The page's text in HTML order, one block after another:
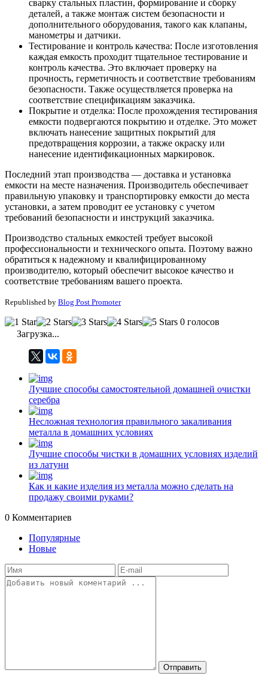
сварку стальных пластин, формирование и сборку
деталей, а также монтаж систем безопасности и
дополнительного оборудования, такого как клапаны,
манометры и датчики.
Тестирование и контроль качества: После изготовления
каждая емкость проходит тщательное тестирование и
контроль качества. Это включает проверку на
прочность, герметичность и соответствие требованиям
безопасности. Также осуществляется проверка на
соответствие спецификациям заказчика.
Покрытие и отделка: После прохождения тестирования
емкости подвергаются покрытию и отделке. Это может
включать нанесение защитных покрытий для
предотвращения коррозии, а также окраску или
нанесение идентификационных маркировок.
Последний этап производства — доставка и установка
емкости на месте назначения. Производитель обеспечивает
правильную упаковку и транспортировку емкости до места
установки, а затем проводит ее установку с учетом
требований безопасности и инструкций заказчика.
Производство стальных емкостей требует высокой
профессиональности и технического опыта. Поэтому важно
обратиться к надежному и квалифицированному
производителю, который обеспечит высокое качество и
соответствие требованиям вашего проекта.
Republished by Blog Post Promoter
0 голосов
Загрузка...
Лучшие способы самостоятельной домашней очистки
серебра
Несложная технология правильного закаливания
металла в домашних условиях
Лучшие способы чистки в домашних условиях изделий
из латуни
Как и какие изделия из металла можно сделать на
продажу своими руками?
0 Комментариев
Популярные
Новые
Отправить